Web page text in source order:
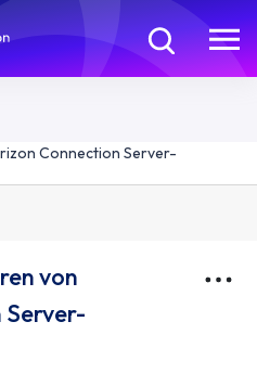
Connection Server-
von